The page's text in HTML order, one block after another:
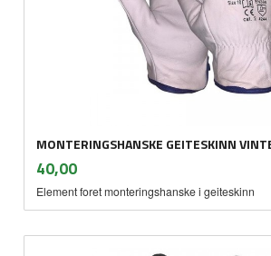
MONTERINGSHANSKE GEITESKINN
Pris
40,00mva.
Element foret monteringshanske i geiteskinn